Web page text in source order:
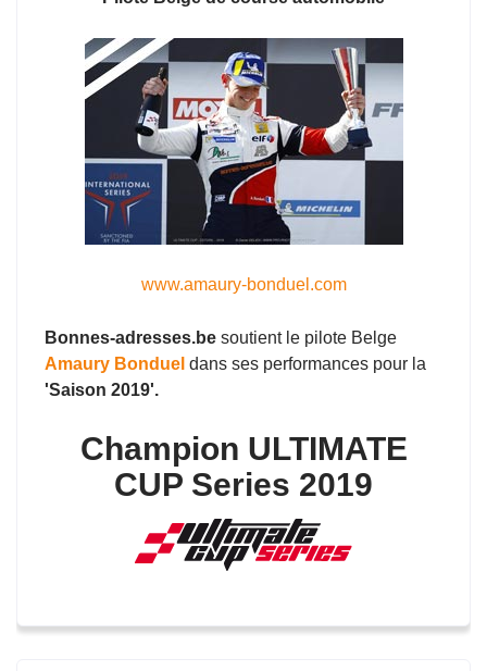
www.amaury-bonduel.com
Bonnes-adresses.be soutient le pilote Belge
Amaury Bonduel dans ses performances pour la
'Saison 2019'.
Champion ULTIMATE
CUP Series 2019